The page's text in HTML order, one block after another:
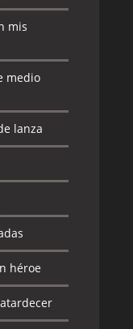
mis
medio
lanza
héroe